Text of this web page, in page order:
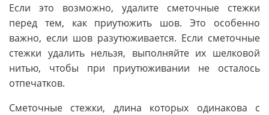
Если это возможно, удалите сметочные стежки
перед тем, как приутюжить шов. Это особенно
важно, если шов разутюживается. Если сметочные
стежки удалить нельзя, выполняйте их шелковой
нитью, чтобы при приутюживании не осталось
отпечатков.
Сметочные стежки, длина которых одинакова с